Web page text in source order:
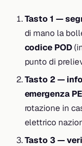
Tasto 1 —
di mano la
codice POD
punto di
Tasto 2 —
emergenza
rotazione in
elettrico
Tasto 3 —